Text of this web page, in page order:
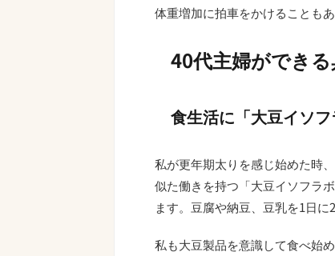
体重増加に拍車をかけることもあ
40代主婦ができ
食生活に「大豆イソ
私が更年期太りを感じ始めた時
似た働きを持つ「大豆イソフラ
ます。豆腐や納豆、豆乳を1日に
私も大豆製品を意識して食べ始